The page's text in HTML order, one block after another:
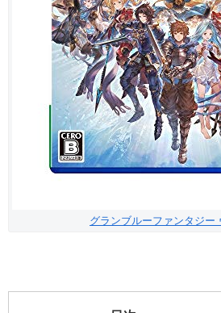
グランブルーファンタジー